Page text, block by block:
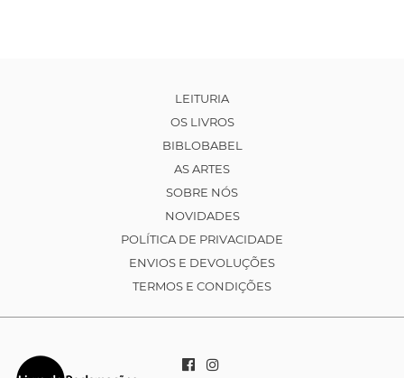
LEITURIA
OS LIVROS
BIBLOBABEL
AS ARTES
SOBRE NÓS
NOVIDADES
POLÍTICA DE PRIVACIDADE
ENVIOS E DEVOLUÇÕES
TERMOS E CONDIÇÕES